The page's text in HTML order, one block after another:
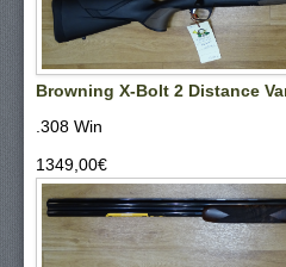
Browning X-Bolt 2 Distance
.308 Win
1349,00‎€